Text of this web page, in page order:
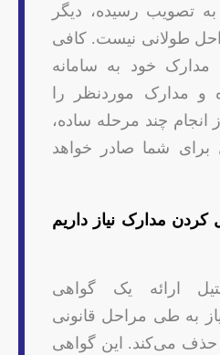
تصویب رسیده، دیگر
طولانی نیست. کافی
مدارک خود به سامانه
و مدارک موردنظر را
انجام چند مرحله ساده،
برای شما صادر خواهد
کردن مدارک نیاز داریم
ارائه یک گواهی
به طی مراحل قانونی
حذف می‌کند. این گواهی